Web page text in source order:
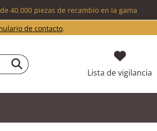
40.000 piezas de recambio en la gama
de contacto.
Lista de vigilancia